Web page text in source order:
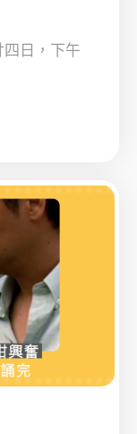
四日，下午